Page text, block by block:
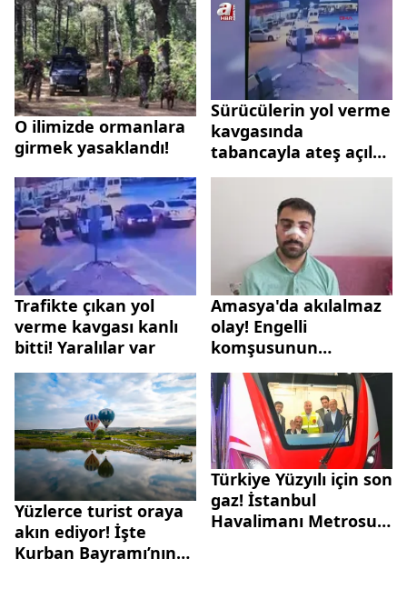
yaralı
O ilimizde ormanlara
girmek yasaklandı!
Sürücülerin yol verme
kavgasında
tabancayla ateş açıldı:
1'i çocuk 2 yaralı
Trafikte çıkan yol
verme kavgası kanlı
bitti! Yaralılar var
Amasya'da akılalmaz
olay! Engelli
komşusunun
burnunu kırdı:
Yetmedi ardından
sıcak su döktü
Yüzlerce turist oraya
akın ediyor! İşte
Kurban Bayramı’nın
Türkiye Yüzyılı için son
gaz! İstanbul
Havalimanı Metrosu